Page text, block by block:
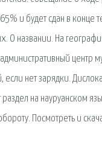
и будет сдан в
О названии. На
центр
если нет зарядки.
на науруанском
Посмотреть и